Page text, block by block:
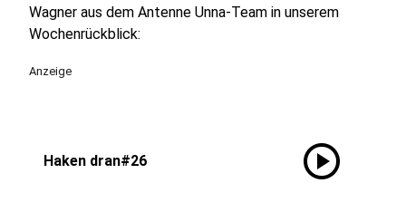
Wagner aus dem Antenne Unna-Team in unserem
Wochenrückblick:
Anzeige
Haken dran#26 play_circle